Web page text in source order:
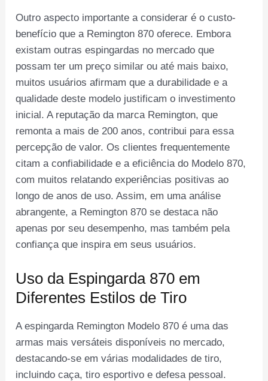
Outro aspecto importante a considerar é o custo-
benefício que a Remington 870 oferece. Embora
existam outras espingardas no mercado que
possam ter um preço similar ou até mais baixo,
muitos usuários afirmam que a durabilidade e a
qualidade deste modelo justificam o investimento
inicial. A reputação da marca Remington, que
remonta a mais de 200 anos, contribui para essa
percepção de valor. Os clientes frequentemente
citam a confiabilidade e a eficiência do Modelo 870,
com muitos relatando experiências positivas ao
longo de anos de uso. Assim, em uma análise
abrangente, a Remington 870 se destaca não
apenas por seu desempenho, mas também pela
confiança que inspira em seus usuários.
Uso da Espingarda 870 em
Diferentes Estilos de Tiro
A espingarda Remington Modelo 870 é uma das
armas mais versáteis disponíveis no mercado,
destacando-se em várias modalidades de tiro,
incluindo caça, tiro esportivo e defesa pessoal.